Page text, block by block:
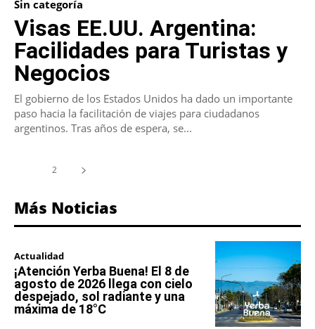
Sin categoría
Visas EE.UU. Argentina:
Facilidades para Turistas y
Negocios
El gobierno de los Estados Unidos ha dado un importante
paso hacia la facilitación de viajes para ciudadanos
argentinos. Tras años de espera, se...
2
Más Noticias
Actualidad
¡Atención Yerba Buena! El 8 de
agosto de 2026 llega con cielo
despejado, sol radiante y una
máxima de 18°C